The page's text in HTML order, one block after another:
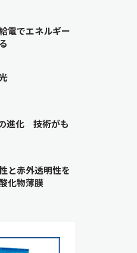
電でエネルギー
進化 技術がも
と赤外透明性を
化物薄膜